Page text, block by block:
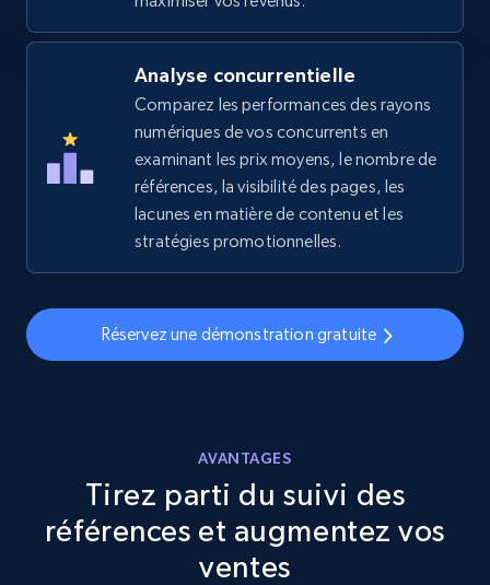
Analyse concurrentielle
Comparez les performances des rayons
numériques de vos concurrents en
examinant les prix moyens, le nombre de
références, la visibilité des pages, les
lacunes en matière de contenu et les
stratégies promotionnelles.
Réservez une démonstration gratuite
AVANTAGES
Tirez parti du suivi des
références et augmentez vos
ventes